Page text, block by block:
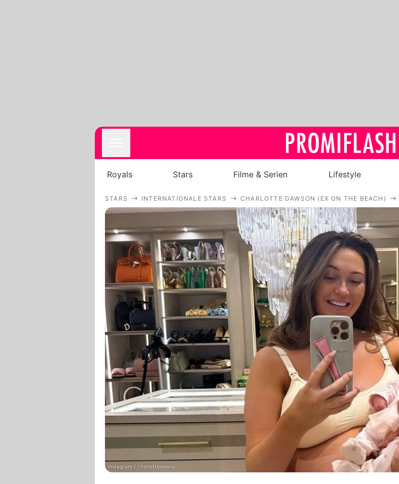
Royals
Stars
Filme & Serien
Lifestyle
Familie & Liebe
Promiflash Exklusiv
Alle Themen auf Promiflash
Jobs
App runterladen
Team
Redaktionelle Richtlinien
Impressum
Datenschutzerklärung
Royals Stars Filme & Serien Lifestyle
STARS INTERNATIONALE STARS CHARLOTTE DAWSON (EX ON THE BEACH)
Instagram / charlottedawsy